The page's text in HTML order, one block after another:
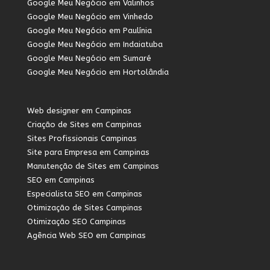
Google Meu Negócio em Valinhos
Google Meu Negócio em Vinhedo
Google Meu Negócio em Paulínia
Google Meu Negócio em Indaiatuba
Google Meu Negócio em Sumaré
Google Meu Negócio em Hortolândia
Web designer em Campinas
Criação de Sites em Campinas
Sites Profissionais Campinas
Site para Empresa em Campinas
Manutenção de Sites em Campinas
SEO em Campinas
Especialista SEO em Campinas
Otimização de Sites Campinas
Otimização SEO Campinas
Agência Web SEO em Campinas